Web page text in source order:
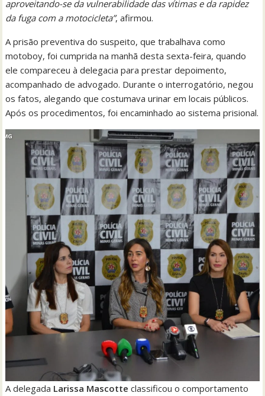
aproveitando-se da vulnerabilidade das vítimas e da rapidez
da fuga com a motocicleta”, afirmou.
A prisão preventiva do suspeito, que trabalhava como
motoboy, foi cumprida na manhã desta sexta-feira, quando
ele compareceu à delegacia para prestar depoimento,
acompanhado de advogado. Durante o interrogatório, negou
os fatos, alegando que costumava urinar em locais públicos.
Após os procedimentos, foi encaminhado ao sistema prisional.
A delegada Larissa Mascotte classificou o comportamento